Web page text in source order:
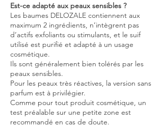
Est-ce adapté aux peaux sensibles ?
Les baumes DELOZALE contiennent aux
maximum 2 ingrédients, n’intègrent pas
d’actifs exfoliants ou stimulants, et le suif
utilisé est purifié et adapté à un usage
cosmétique.
Ils sont généralement bien tolérés par les
peaux sensibles.
Pour les peaux très réactives, la version sans
parfum est à privilégier.
Comme pour tout produit cosmétique, un
test préalable sur une petite zone est
recommandé en cas de doute.